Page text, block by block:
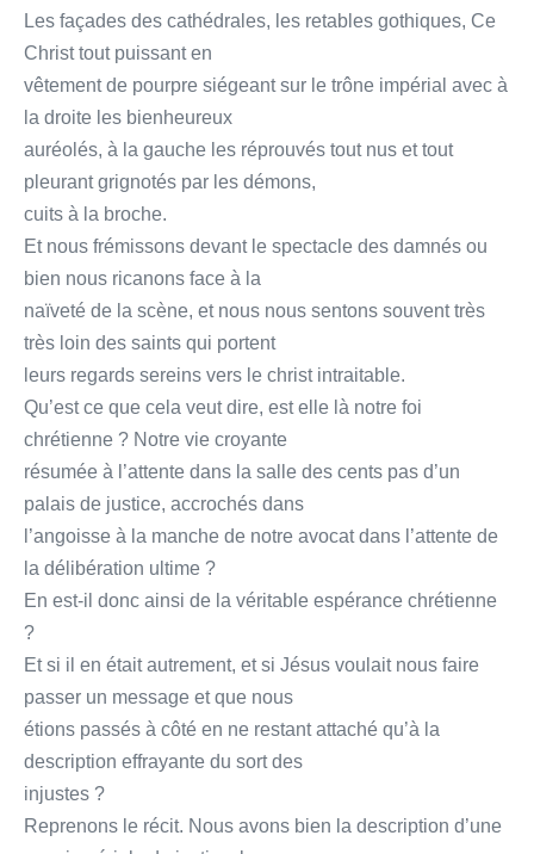
Les façades des cathédrales, les retables gothiques, Ce
Christ tout puissant en
vêtement de pourpre siégeant sur le trône impérial avec à
la droite les bienheureux
auréolés, à la gauche les réprouvés tout nus et tout
pleurant grignotés par les démons,
cuits à la broche.
Et nous frémissons devant le spectacle des damnés ou
bien nous ricanons face à la
naïveté de la scène, et nous nous sentons souvent très
très loin des saints qui portent
leurs regards sereins vers le christ intraitable.
Qu’est ce que cela veut dire, est elle là notre foi
chrétienne ? Notre vie croyante
résumée à l’attente dans la salle des cents pas d’un
palais de justice, accrochés dans
l’angoisse à la manche de notre avocat dans l’attente de
la délibération ultime ?
En est-il donc ainsi de la véritable espérance chrétienne
?
Et si il en était autrement, et si Jésus voulait nous faire
passer un message et que nous
étions passés à côté en ne restant attaché qu’à la
description effrayante du sort des
injustes ?
Reprenons le récit. Nous avons bien la description d’une